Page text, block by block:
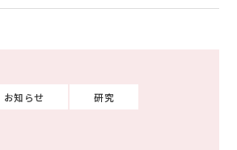
お知らせ
研究